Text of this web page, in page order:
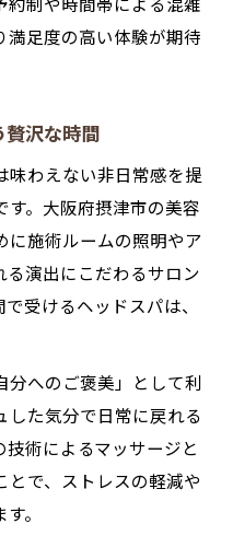
約制や時間帯による混雑
満足度の高い体験が期待
贅沢な時間
味わえない非日常感を提
す。大阪府摂津市の美容
に施術ルームの照明やア
る演出にこだわるサロン
受けるヘッドスパは、
分へのご褒美」として利
した気分で日常に戻れる
術によるマッサージと
とで、ストレスの軽減や
。